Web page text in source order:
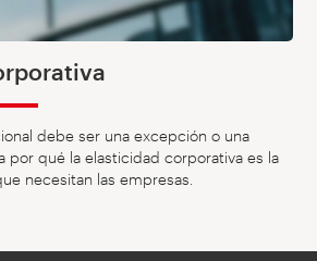
debe ser una excepción o una
por qué la elasticidad corporativa es la
necesitan las empresas.